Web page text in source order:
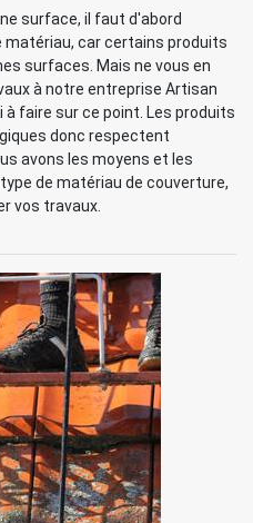
surface, il faut d'abord
matériau, car certains produits
surfaces. Mais ne vous en
à notre entreprise Artisan
à faire sur ce point. Les produits
donc respectent
avons les moyens et les
de matériau de couverture,
vos travaux.